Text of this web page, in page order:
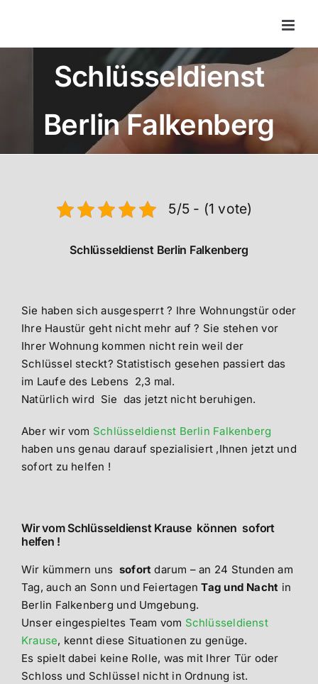
Schlüsseldienst
Berlin Falkenberg
5/5 - (1 vote)
Schlüsseldienst Berlin Falkenberg
Sie haben sich ausgesperrt ? Ihre Wohnungstür oder
Ihre Haustür geht nicht mehr auf ? Sie stehen vor
Ihrer Wohnung kommen nicht rein weil der
Schlüssel steckt? Statistisch gesehen passiert das
im Laufe des Lebens 2,3 mal.
Natürlich wird Sie das jetzt nicht beruhigen.
Aber wir vom Schlüsseldienst Berlin Falkenberg
haben uns genau darauf spezialisiert ,Ihnen jetzt und
sofort zu helfen !
Wir vom Schlüsseldienst Krause können sofort
helfen !
Wir kümmern uns sofort darum – an 24 Stunden am
Tag, auch an Sonn und FeiertagenTag und Nacht in
Berlin Falkenberg und Umgebung.
Unser eingespieltes Team vom Schlüsseldienst
Krause, kennt diese Situationen zu genüge.
Es spielt dabei keine Rolle, was mit Ihrer Tür oder
Schloss und Schlüssel nicht in Ordnung ist.